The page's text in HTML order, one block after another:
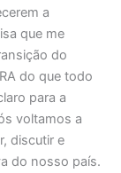
a
que me
do
do que todo
para a
voltamos a
discutir e
do nosso país.